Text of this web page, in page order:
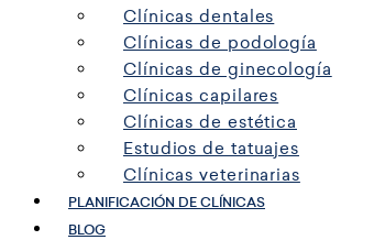
Clínicas dentales
Clínicas de podología
Clínicas de ginecología
Clínicas capilares
Clínicas de estética
Estudios de tatuajes
Clínicas veterinarias
PLANIFICACIÓN DE CLÍNICAS
BLOG